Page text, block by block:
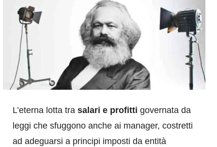
L’eterna lotta tra salari e profitti governata da
leggi che sfuggono anche ai manager, costretti
ad adeguarsi a principi imposti da entità